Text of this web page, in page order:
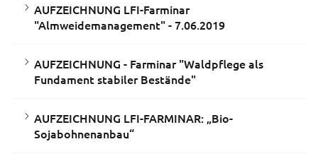
AUFZEICHNUNG LFI-Farminar
"Almweidemanagement" - 7.06.2019
AUFZEICHNUNG - Farminar "Waldpflege als
Fundament stabiler Bestände"
AUFZEICHNUNG LFI-FARMINAR: „Bio-
Sojabohnenanbau“